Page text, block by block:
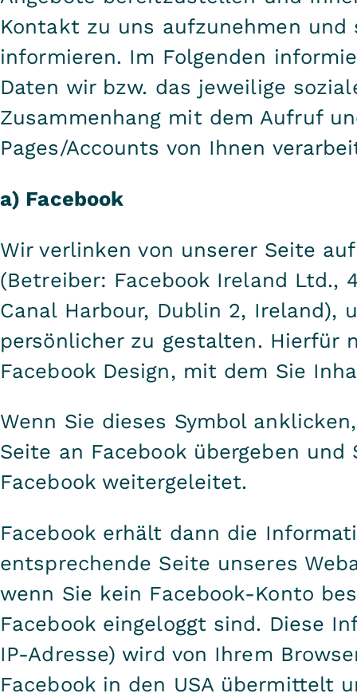
Kontakt zu uns aufzunehmen und
informieren. Im Folgenden
Daten wir bzw. das jeweilige
Zusammenhang mit dem Aufruf
Pages/Accounts von Ihnen
a) Facebook
Wir verlinken von unserer Seite
(Betreiber: Facebook Ireland Ltd.,
Canal Harbour, Dublin 2, Ireland),
persönlicher zu gestalten. Hierfür
Facebook Design, mit dem Sie
Wenn Sie dieses Symbol
Seite an Facebook übergeben
Facebook weitergeleitet.
Facebook erhält dann die
entsprechende Seite unseres
wenn Sie kein Facebook-Konto
Facebook eingeloggt sind. Diese
IP-Adresse) wird von Ihrem
Facebook in den USA übermittelt